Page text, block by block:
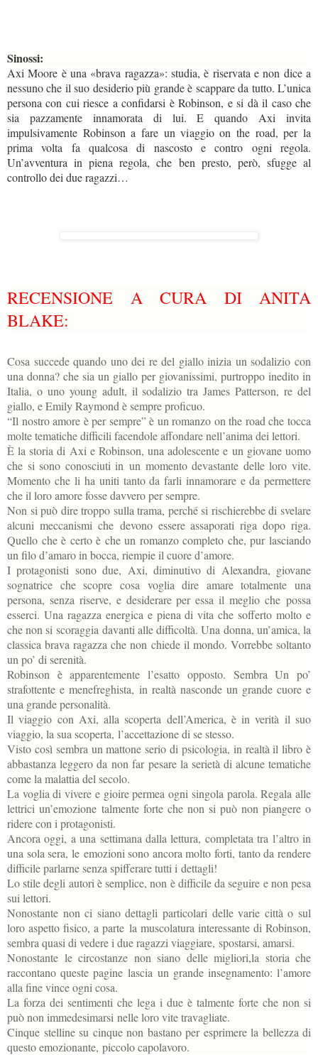
Sinossi:
Axi Moore è una «brava ragazza»: studia, è riservata e non dice a
nessuno che il suo desiderio più grande è scappare da tutto. L’unica
persona con cui riesce a confidarsi è Robinson, e si dà il caso che
sia pazzamente innamorata di lui. E quando Axi invita
impulsivamente Robinson a fare un viaggio on the road, per la
prima volta fa qualcosa di nascosto e contro ogni regola.
Un’avventura in piena regola, che ben presto, però, sfugge al
controllo dei due ragazzi…
RECENSIONE A CURA DI ANITA
BLAKE:
Cosa succede quando uno dei re del giallo inizia un sodalizio con
una donna? che sia un giallo per giovanissimi, purtroppo inedito in
Italia, o uno young adult, il sodalizio tra James Patterson, re del
giallo, e Emily Raymond è sempre proficuo.
“Il nostro amore è per sempre” è un romanzo on the road che tocca
molte tematiche difficili facendole affondare nell’anima dei lettori.
È la storia di Axi e Robinson, una adolescente e un giovane uomo
che si sono conosciuti in un momento devastante delle loro vite.
Momento che li ha uniti tanto da farli innamorare e da permettere
che il loro amore fosse davvero per sempre.
Non si può dire troppo sulla trama, perché si rischierebbe di svelare
alcuni meccanismi che devono essere assaporati riga dopo riga.
Quello che è certo è che un romanzo completo che, pur lasciando
un filo d’amaro in bocca, riempie il cuore d’amore.
I protagonisti sono due, Axi, diminutivo di Alexandra, giovane
sognatrice che scopre cosa voglia dire amare totalmente una
persona, senza riserve, e desiderare per essa il meglio che possa
esserci. Una ragazza energica e piena di vita che sofferto molto e
che non si scoraggia davanti alle difficoltà. Una donna, un’amica, la
classica brava ragazza che non chiede il mondo. Vorrebbe soltanto
un po’ di serenità.
Robinson è apparentemente l’esatto opposto. Sembra Un po’
strafottente e menefreghista, in realtà nasconde un grande cuore e
una grande personalità.
Il viaggio con Axi, alla scoperta dell’America, è in verità il suo
viaggio, la sua scoperta, l’accettazione di se stesso.
Visto così sembra un mattone serio di psicologia, in realtà il libro è
abbastanza leggero danon far pesare la serietà di alcune tematiche
come la malattia del secolo.
La voglia di vivere e gioire permea ogni singola parola. Regala alle
lettrici un’emozione talmente forte che non si può non piangere o
ridere con i protagonisti.
Ancora oggi, a una settimana dalla lettura, completata tra l’altro in
una sola sera, le emozioni sono ancora molto forti, tanto da rendere
difficile parlarne senza spifferare tutti i dettagli!
Lo stile degli autori è semplice, non è difficile da seguire e non pesa
sui lettori.
Nonostante non ci siano dettagli particolari delle varie città o sul
loro aspetto fisico, a parte la muscolatura interessante di Robinson,
sembra quasi di vedere i due ragazzi viaggiare, spostarsi, amarsi.
Nonostante le circostanze non siano delle migliori,la storia che
raccontano queste paginelascia un grande insegnamento: l’amore
alla fine vince ogni cosa.
La forza dei sentimenti che lega i due è talmente forte che non si
può non immedesimarsi nelle loro vite travagliate.
Cinque stelline su cinque non bastano per esprimere la bellezza di
questo emozionante, piccolo capolavoro.